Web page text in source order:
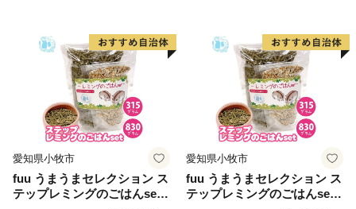
愛知県小牧市
fuu うまうまセレクション ス
テップレミングのごはんset
愛知県小牧市
fuu うまうまセレクション ス
テップレミングのごはんset